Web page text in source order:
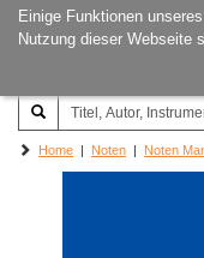
Einige Funktionen
Nutzung dieser Webseite
Hamburg
Home | Noten | Noten